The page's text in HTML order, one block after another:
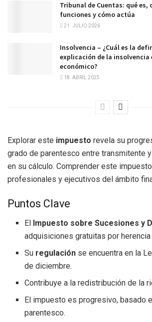
Tribunal de Cuentas: qué es,
funciones y cómo actúa
21. JULIO 2026
Insolvencia – ¿Cuál es la
explicación de la insolvencia
económico?
18. ABRIL 2025
Explorar este impuesto revela su
grado de parentesco entre transmitente
en su cálculo. Comprender este
profesionales y ejecutivos del ámbito
Puntos Clave
El Impuesto sobre Sucesiones y
adquisiciones gratuitas por herencia
Su regulación se encuentra en la
de diciembre.
Contribuye a la redistribución de la
El impuesto es progresivo, basado
parentesco.